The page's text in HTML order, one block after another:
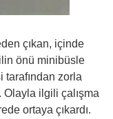
çıkan, içinde
önü minibüsle
tarafından zorla
Olayla ilgili çalışma
ortaya çıkardı.